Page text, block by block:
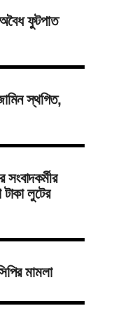
অবৈধ ফুটপাত
স্থগিত,
লুটের
মামলা